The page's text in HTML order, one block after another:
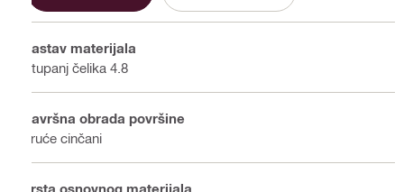
Sastav materijala
Stupanj čelika 4.8
Završna obrada površine
Vruće cinčani
Vrsta osnovnog materijala